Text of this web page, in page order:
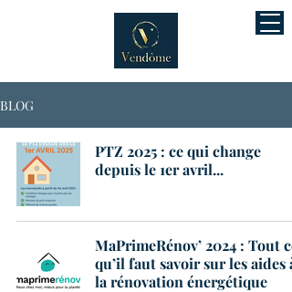
BLOG
PTZ 2025 : ce qui change
depuis le 1er avril...
MaPrimeRénov’ 2024 : Tout ce
qu’il faut savoir sur les aides à
la rénovation énergétique